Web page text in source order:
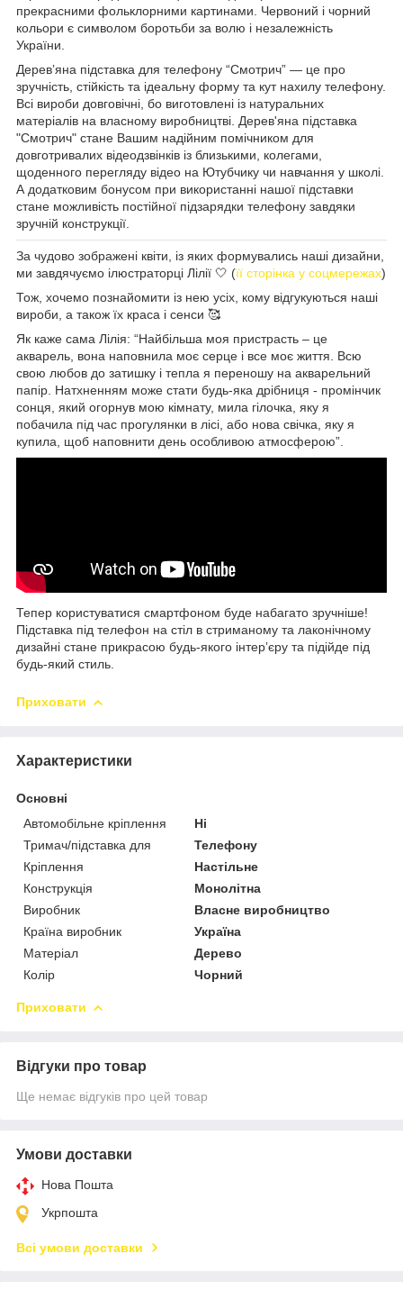
прекрасними фольклорними картинами. Червоний і чорний
кольори є символом боротьби за волю і незалежність
України.
Деревʼяна підставка для телефону “Смотрич” — це про
зручність, стійкість та ідеальну форму та кут нахилу телефону.
Всі вироби довговічні, бо виготовлені із натуральних
матеріалів на власному виробництві. Дерев'яна підставка
"Смотрич" стане Вашим надійним помічником для
довготривалих відеодзвінків із близькими, колегами,
щоденного перегляду відео на Ютубчику чи навчання у школі.
А додатковим бонусом при використанні нашої підставки
стане можливість постійної підзарядки телефону завдяки
зручній конструкції.
За чудово зображені квіти, із яких формувались наші дизайни,
ми завдячуємо ілюстраторці Лілії 🤍 (її сторінка у соцмережах)
Тож, хочемо познайомити із нею усіх, кому відгукуються наші
вироби, а також їх краса і сенси 🥰
Як каже сама Лілія: “Найбільша моя пристрасть – це
акварель, вона наповнила моє серце і все моє життя. Всю
свою любов до затишку і тепла я переношу на акварельний
папір. Натхненням може стати будь-яка дрібниця - промінчик
сонця, який огорнув мою кімнату, мила гілочка, яку я
побачила під час прогулянки в лісі, або нова свічка, яку я
купила, щоб наповнити день особливою атмосферою”.
Тепер користуватися смартфоном буде набагато зручніше!
Підставка під телефон на стіл в стриманому та лаконічному
дизайні стане прикрасою будь-якого інтерʼєру та підійде під
будь-який стиль.
Приховати
Характеристики
Основні
Автомобільне кріплення
Ні
Тримач/підставка для
Телефону
Кріплення
Настільне
Конструкція
Монолітна
Виробник
Власне виробництво
Країна виробник
Україна
Матеріал
Дерево
Колір
Чорний
Приховати
Відгуки про товар
Ще немає відгуків про цей товар
Умови доставки
Нова Пошта
Укрпошта
Всі умови доставки